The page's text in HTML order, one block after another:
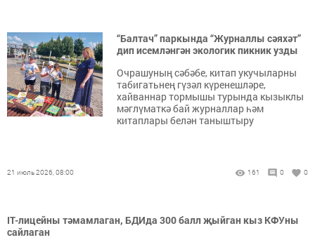
“Балтач” паркында “Журналлы сәяхәт”
дип исемләнгән экологик пикник узды
Очрашуның сәбәбе, китап укучыларны
табигатьнең гүзәл күренешләре,
хайваннар тормышы турында кызыклы
мәглүматкә бай журналлар һәм
китаплары белән таныштыру
21 июль 2026, 08:00 161 0 0
IT-лицейны тәмамлаган, БДИда 300 балл җыйган кыз КФУны
сайлаган